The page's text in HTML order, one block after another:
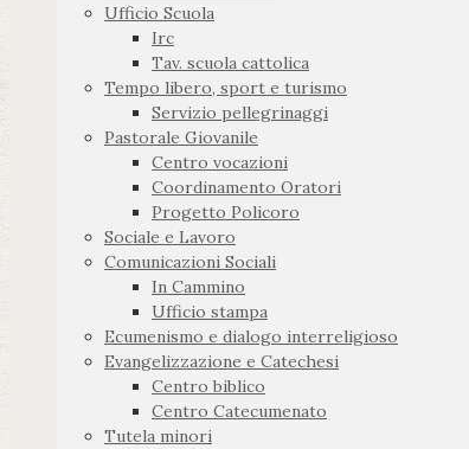
Ufficio Scuola
Irc
Tav. scuola cattolica
Tempo libero, sport e turismo
Servizio pellegrinaggi
Pastorale Giovanile
Centro vocazioni
Coordinamento Oratori
Progetto Policoro
Sociale e Lavoro
Comunicazioni Sociali
In Cammino
Ufficio stampa
Ecumenismo e dialogo interreligioso
Evangelizzazione e Catechesi
Centro biblico
Centro Catecumenato
Tutela minori